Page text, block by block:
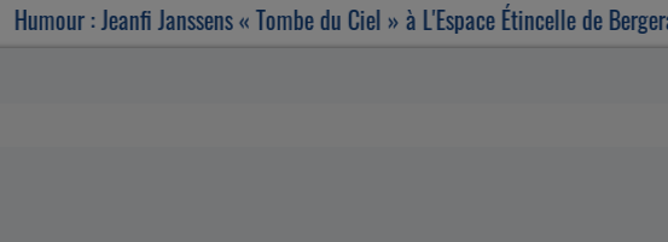
Humour : Jeanfi Janssens « Tombe du Ciel » à L'Espace Étincelle de Bergerac !